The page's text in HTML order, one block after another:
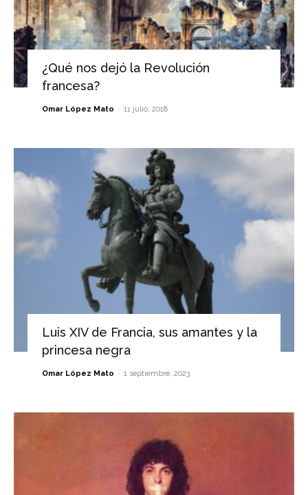
¿Qué nos dejó la Revolución
francesa?
Omar López Mato - 11 julio, 2018
Luis XIV de Francia, sus amantes y la
princesa negra
Omar López Mato - 1 septiembre, 2023